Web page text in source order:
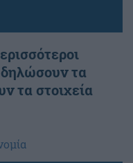
τα
τα στοιχεία